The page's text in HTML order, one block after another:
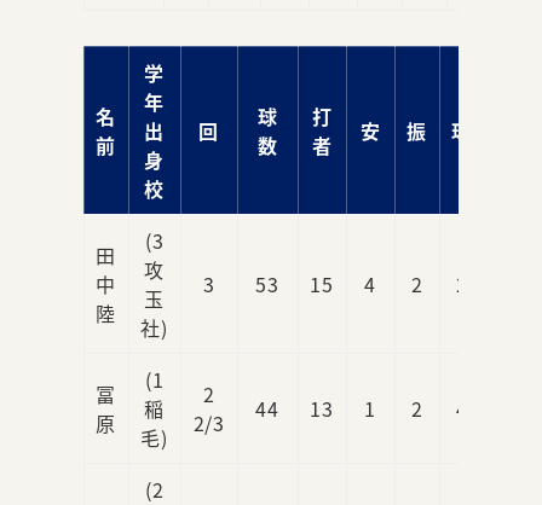
名
前
学
年
出
身
校
回
球
数
打
者
安 振 球
田
中
陸
(3
攻
玉
社)
3 53 15 4 2 2
冨
原
(1
稲
毛)
2
2/3
44 13 1 2 4
(2